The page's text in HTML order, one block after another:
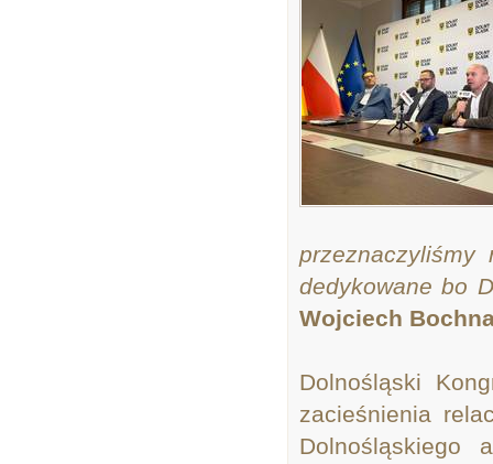
przeznaczyliśmy
dedykowane bo
Wojciech
Dolnośląski
zacieśnienia
Dolnośląskiego